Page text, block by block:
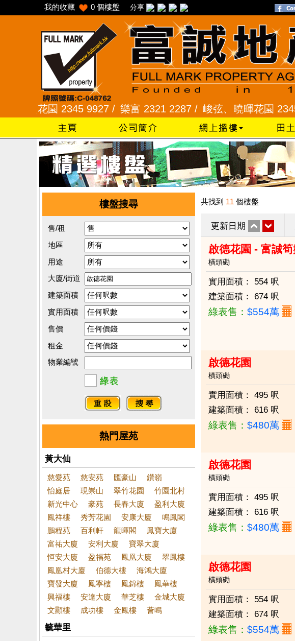
我的收藏 0 個樓盤 分享
花園 2345 9927 /樂富 2321 2287 /峻弦、曉暉花園 2345
樓盤搜尋
售/租
地區
用途
大廈/街道
建築面積
實用面積
售價
租金
物業編號
熱門屋苑
黃大仙
慈愛苑 慈安苑 匯豪山
鑽嶺
怡庭居
現崇山 翠竹花園
竹園北村
新光中心
豪苑 長春大廈
盈利大廈
鳳祥樓
秀芳花園 安康大廈
鳴鳳閣
鵬程苑
百利軒 龍暉閣
鳳寶大廈
富祐大廈
安利大廈
寶翠大廈
恒安大廈
盈福苑 鳳凰大廈
翠鳳樓
鳳凰村大廈
伯德大樓
海鴻大廈
寶發大廈
鳳寧樓 鳳錦樓
鳳華樓
興福樓
安達大廈 華芝樓
金城大廈
文顯樓
成功樓 金鳳樓 薈鳴
毓華里
共找到 11 個樓盤
更新日期
啟德花園 - 富誠
橫頭磡
實用面積：
554 呎
建築面積：
674 呎
綠表售： $554萬
啟德花園
橫頭磡
實用面積：
495 呎
建築面積：
616 呎
綠表售： $480萬
啟德花園
橫頭磡
實用面積：
495 呎
建築面積：
616 呎
綠表售： $480萬
啟德花園
橫頭磡
實用面積：
554 呎
建築面積：
674 呎
綠表售： $554萬